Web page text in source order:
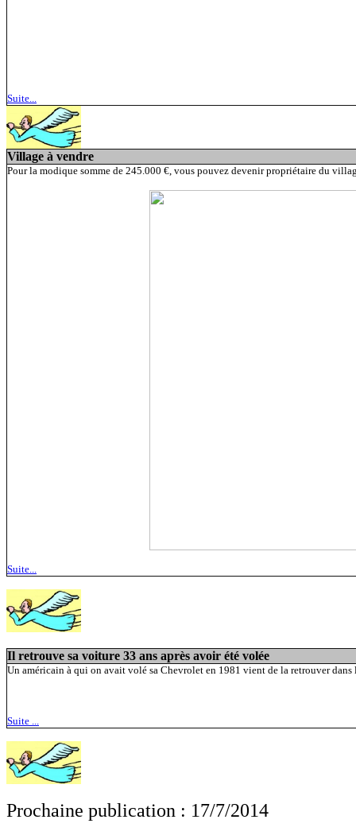
Suite...
Village à vendre
Pour la modique somme de 245.000 €, vous pouvez devenir propriétaire du
Suite...
Il retrouve sa voiture 33 ans après avoir été volée
Un américain à qui on avait volé sa Chevrolet en 1981 vient de la retrouver dans
Suite ...
Prochaine publication : 17/7/2014